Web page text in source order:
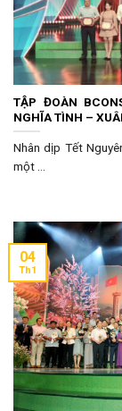
TẬP ĐOÀN
NGHĨA TÌNH –
Nhân dịp Tết
một ...
04
Th1